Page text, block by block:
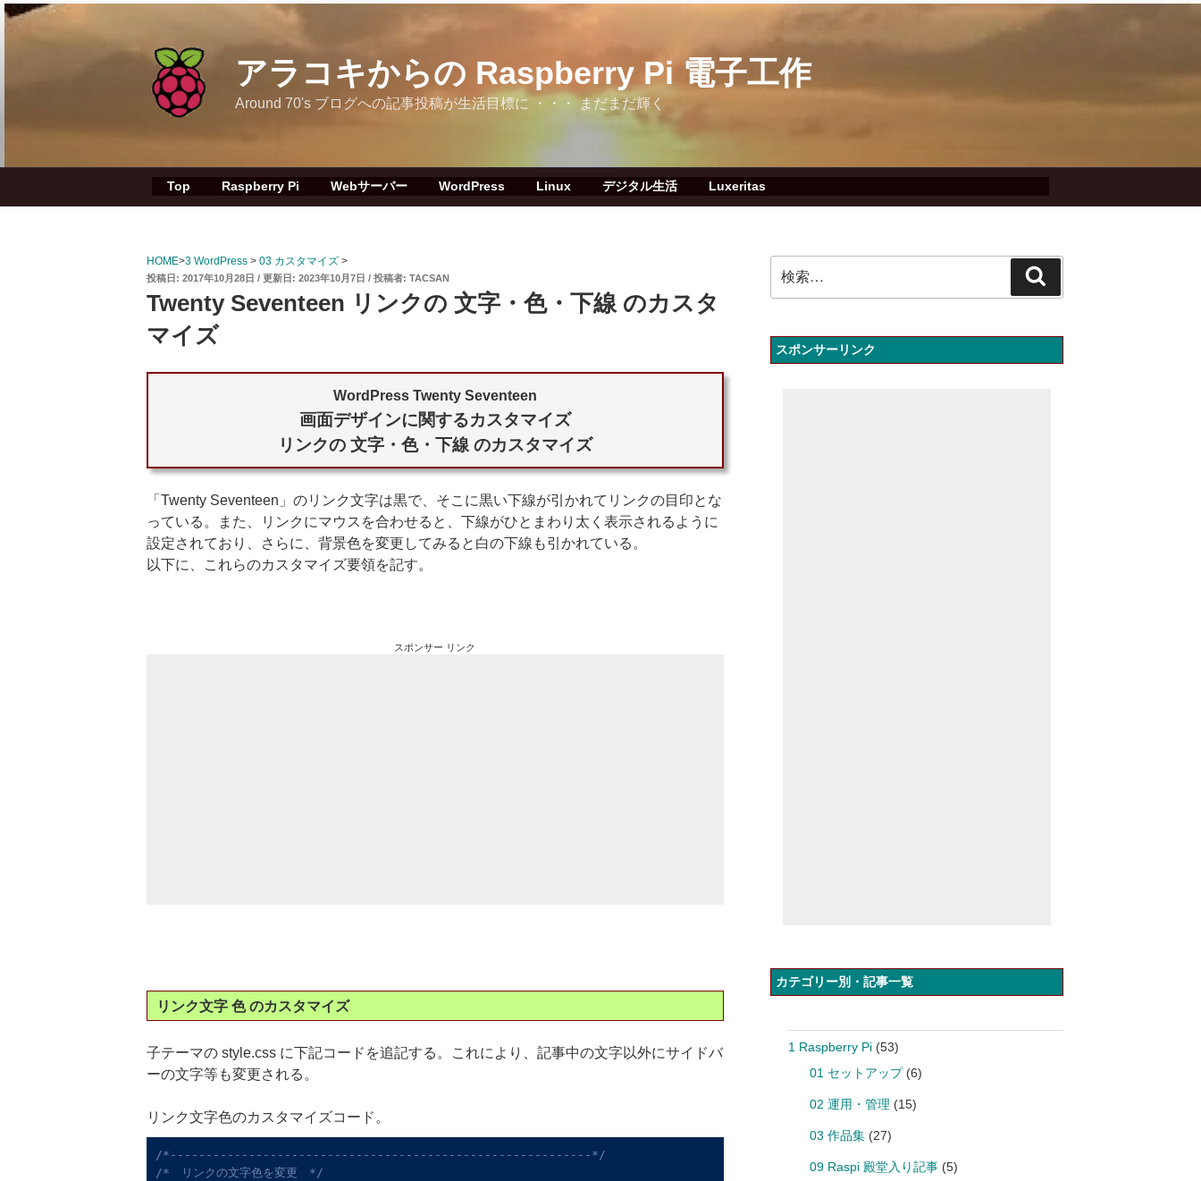
コ
プ
アラコキからの Raspberry Pi 電子工作
Around 70's ブログへの記事投稿が生活目標に ・・・ まだまだ輝く
Top Raspberry Pi Webサーバー WordPress Linux デジタル生活 Luxeritas
HOME>3 WordPress> 03 カスタマイズ>
投
2017年10月28日 2023年10月7日 投稿者: TACSAN
Twenty Seventeen リンクの 文字・色・下線 のカスタ
マイズ
WordPress Twenty Seventeen
画面デザインに関するカスタマイズ
リンクの 文字・色・下線 のカスタマイズ
「Twenty Seventeen」のリンク文字は黒で、そこに黒い下線が引かれてリンクの目印とな
っている。また、リンクにマウスを合わせると、下線がひとまわり太く表示されるように
設定されており、さらに、背景色を変更してみると白の下線も引かれている。
以下に、これらのカスタマイズ要領を記す。
スポンサー リンク
リンク文字 色 のカスタマイズ
子テーマの style.css に下記コードを追記する。これにより、記事中の文字以外にサイドバ
ーの文字等も変更される。
リンク文字色のカスタマイズコード。
/*-----------------------------------------------------------*/
/*　リンクの文字色を変更　*/
索:
索
スポンサーリンク
カテゴリー別・記事一覧
1 Raspberry Pi(53)
01 セットアップ(6)
02 運用・管理 (15)
03 作品集(27)
09 Raspi 殿堂入り記事(5)